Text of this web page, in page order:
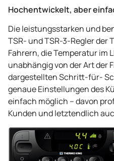
Hochentwickelt, aber
Die leistungsstarken und
TSR- und TSR-3-Regler der
Fahrern, die Temperatur im
unabhängig von der Art der
dargestellten Schritt-für-
genaue Einstellungen des
einfach möglich – davon
Kunden und letztendlich